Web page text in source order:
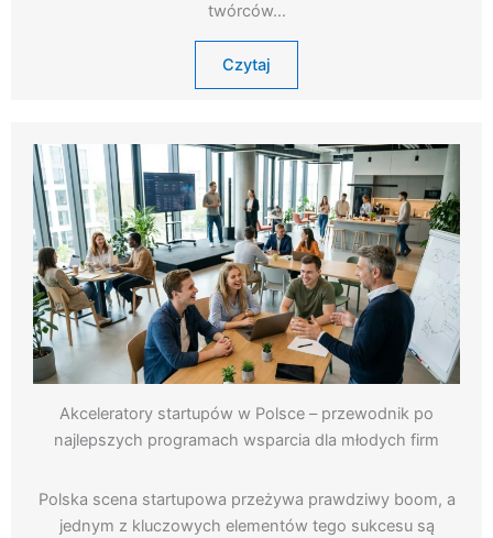
twórców…
Czytaj
Akceleratory startupów w Polsce – przewodnik po
najlepszych programach wsparcia dla młodych firm
Polska scena startupowa przeżywa prawdziwy boom, a
jednym z kluczowych elementów tego sukcesu są